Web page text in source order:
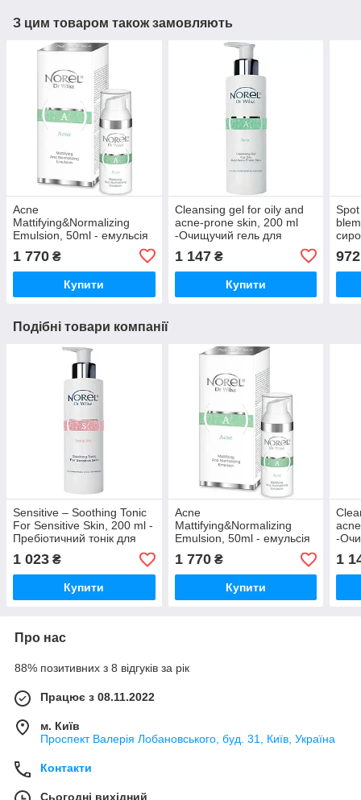
З цим товаром також замовляють
Acne
Mattifying&Normalizing
Emulsion, 50ml - емульсія
для жирної шкіри та шкіри
з акне
1 770 ₴
Купити
Cleansing gel for oily and
acne-prone skin, 200 ml
-Очищучий гель для
вугрів шкіри
1 147₴
Купити
972
Подібні товари компанії
Sensitive – Soothing Tonic
For Sensitive Skin, 200 ml -
Пребіотичний тонік для
чутливої ​​шкіри, схильної
до подразнень і алергії
1 023 ₴
Купити
Acne
Mattifying&Normalizing
Emulsion, 50ml - емульсія
для жирної шкіри та шкіри
з акне
1 770₴
Купити
-
1
Про нас
88% позитивних з 8 відгуків за рік
Працює з 08.11.2022
м. Київ
Проспект Валерія Лобановського, буд. 31, Київ, Україна
Контакти
Сьогодні вихідний